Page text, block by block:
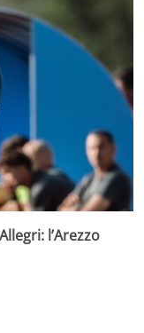
l’Arezzo